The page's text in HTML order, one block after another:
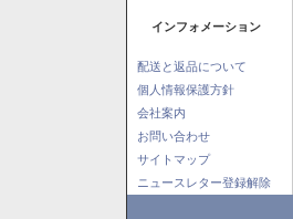
インフォメーション
配送と返品について
個人情報保護方針
会社案内
お問い合わせ
サイトマップ
ニュースレター登録解除